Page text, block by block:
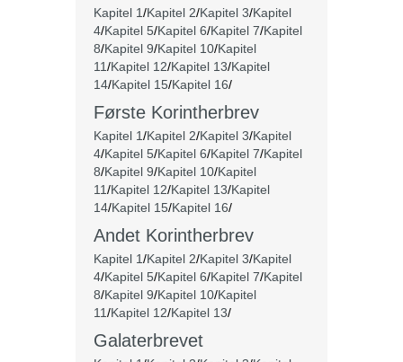
Kapitel 1/Kapitel 2/Kapitel 3/Kapitel
4/Kapitel 5/Kapitel 6/Kapitel 7/Kapitel
8/Kapitel 9/Kapitel 10/Kapitel
11/Kapitel 12/Kapitel 13/Kapitel
14/Kapitel 15/Kapitel 16/
Første Korintherbrev
Kapitel 1/Kapitel 2/Kapitel 3/Kapitel
4/Kapitel 5/Kapitel 6/Kapitel 7/Kapitel
8/Kapitel 9/Kapitel 10/Kapitel
11/Kapitel 12/Kapitel 13/Kapitel
14/Kapitel 15/Kapitel 16/
Andet Korintherbrev
Kapitel 1/Kapitel 2/Kapitel 3/Kapitel
4/Kapitel 5/Kapitel 6/Kapitel 7/Kapitel
8/Kapitel 9/Kapitel 10/Kapitel
11/Kapitel 12/Kapitel 13/
Galaterbrevet